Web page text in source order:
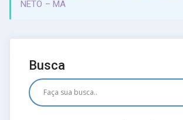
NETO – MA
Busca